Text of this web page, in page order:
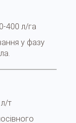
400 л/га
у фазу
т